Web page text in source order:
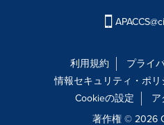
利用規約
プライ
情報セキュリティ・ポリ
Cookieの設定
著作権 © 2026